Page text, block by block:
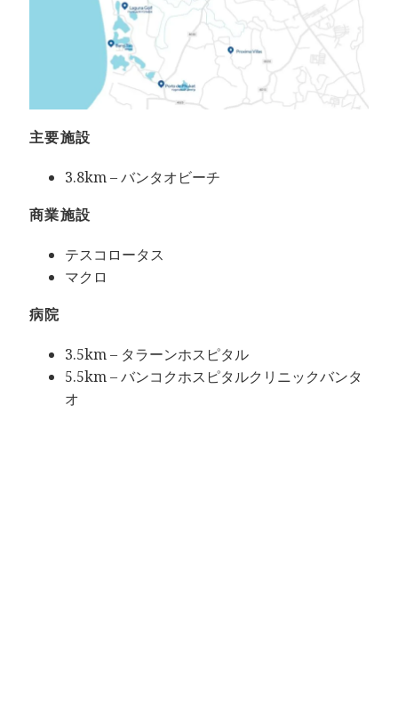
主要施設
3.8km – バンタオビーチ
商業施設
テスコロータス
マクロ
病院
3.5km – タラーンホスピタル
5.5km – バンコクホスピタルクリニックバンタ
オ